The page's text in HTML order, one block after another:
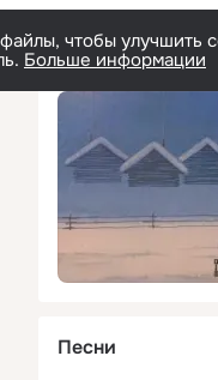
чтобы улучшить
Больше информации
Песни